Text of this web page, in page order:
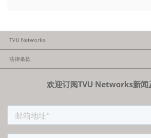
TVU Networks
法律条款
欢迎订阅TVU Networks新闻